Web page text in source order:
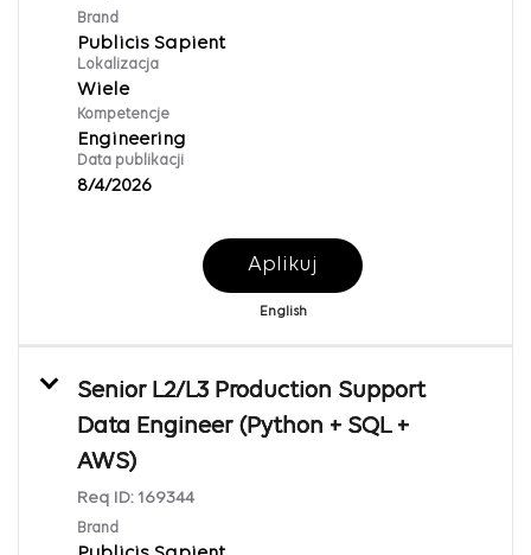
Brand
Publicis Sapient
Lokalizacja
Wiele
Kompetencje
Engineering
Data publikacji
8/4/2026
Aplikuj
English
Senior L2/L3 Production Support
Data Engineer (Python + SQL +
AWS)
Req ID: 169344
Brand